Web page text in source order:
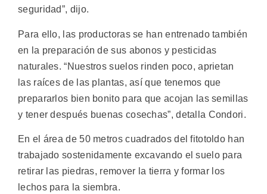
seguridad”, dijo.
Para ello, las productoras se han entrenado también
en la preparación de sus abonos y pesticidas
naturales. “Nuestros suelos rinden poco, aprietan
las raíces de las plantas, así que tenemos que
prepararlos bien bonito para que acojan las semillas
y tener después buenas cosechas”, detalla Condori.
En el área de 50 metros cuadrados del fitotoldo han
trabajado sostenidamente excavando el suelo para
retirar las piedras, remover la tierra y formar los
lechos para la siembra.